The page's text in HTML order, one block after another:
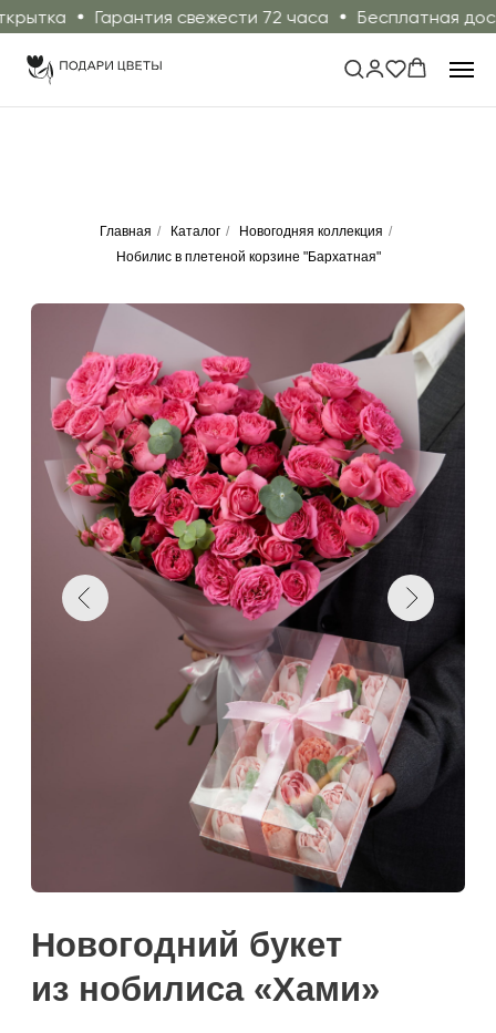
Гарантия свежести 72 часа Бесплатная
Главная / Каталог / Новогодняя коллекция /
Нобилис в плетеной корзине "Бархатная"
Новогодний букет
из нобилиса «Хами»
Поделиться: